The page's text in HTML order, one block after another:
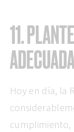
11.
Hoy en día, la
cumplimiento,